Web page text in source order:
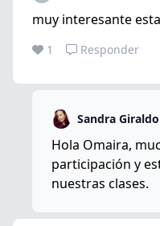
muy interesante
1 Responder
Sandra Giraldo
Hola Omaira,
participación y
nuestras clases.